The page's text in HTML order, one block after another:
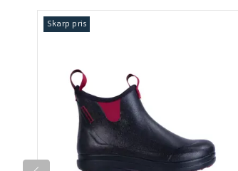
Skarp pris